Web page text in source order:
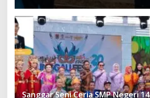
Sanggar Seni Ceria SMP Negeri 14